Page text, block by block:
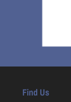
Find Us